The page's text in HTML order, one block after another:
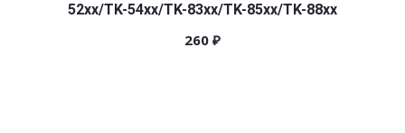
52xx/TK-54xx/TK-83xx/TK-85xx/TK-88xx
260 ₽